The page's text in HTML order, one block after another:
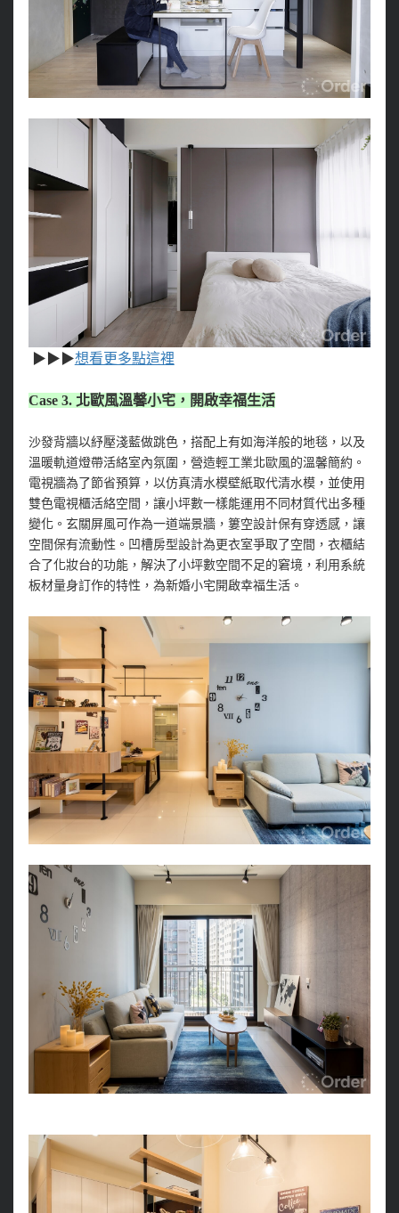
▶▶▶想看更多點這裡
Case 3. 北歐風溫馨小宅，開啟幸福生活
沙發背牆以紓壓淺藍做跳色，搭配上有如海洋般的地毯，以及
溫暖軌道燈帶活絡室內氛圍，營造輕工業北歐風的溫馨簡約。
電視牆為了節省預算，以仿真清水模壁紙取代清水模，並使用
雙色電視櫃活絡空間，讓小坪數一樣能運用不同材質代出多種
變化。玄關屏風可作為一道端景牆，簍空設計保有穿透感，讓
空間保有流動性。凹槽房型設計為更衣室爭取了空間，衣櫃結
合了化妝台的功能，解決了小坪數空間不足的窘境，利用系統
板材量身訂作的特性，為新婚小宅開啟幸福生活。